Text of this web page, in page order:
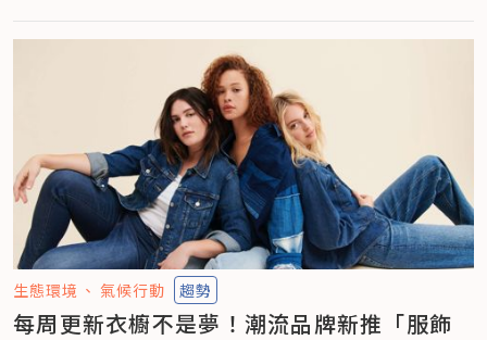
生態環境 氣候行動 趨勢
每周更新衣櫥不是夢！潮流品牌新推「服飾